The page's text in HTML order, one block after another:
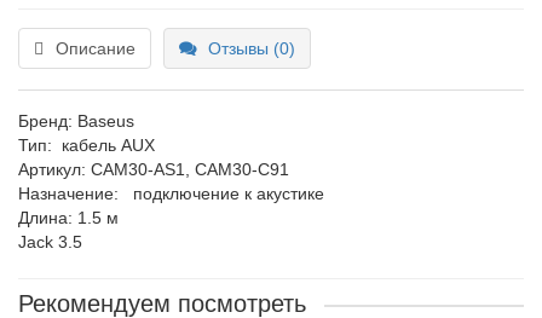
Описание Отзывы (0)
Бренд: Baseus
Тип: кабель AUX
Артикул: CAM30-AS1, CAM30-C91
Назначение: подключение к акустике
Длина: 1.5 м
Jack 3.5
Рекомендуем посмотреть